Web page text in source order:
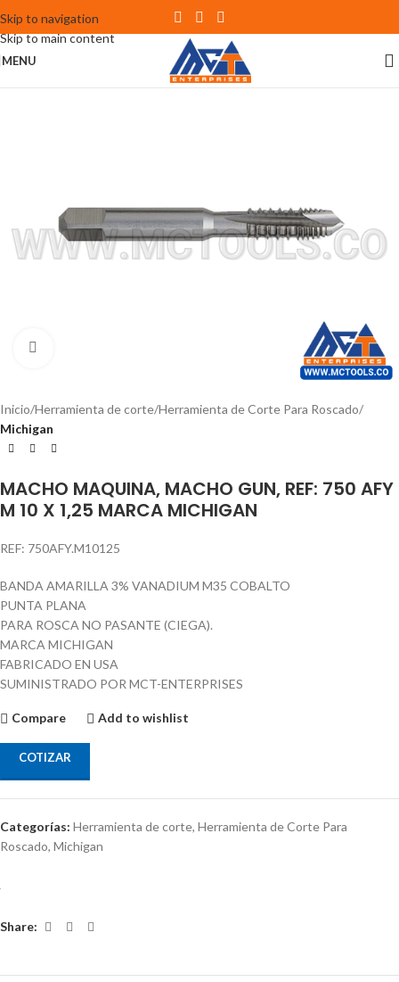
Skip to navigation
Skip to main content
MENU
Inicio Herramienta de corte Herramienta de Corte Para Roscado
Michigan
MACHO MAQUINA, MACHO GUN, REF: 750 AFY
M 10 X 1,25 MARCA MICHIGAN
REF: 750AFY.M10125
BANDA AMARILLA 3% VANADIUM M35 COBALTO
PUNTA PLANA
PARA ROSCA NO PASANTE (CIEGA).
MARCA MICHIGAN
FABRICADO EN USA
SUMINISTRADO POR MCT-ENTERPRISES
Compare Add to wishlist
COTIZAR
Categorías: Herramienta de corte, Herramienta de Corte Para
Roscado, Michigan
Share: